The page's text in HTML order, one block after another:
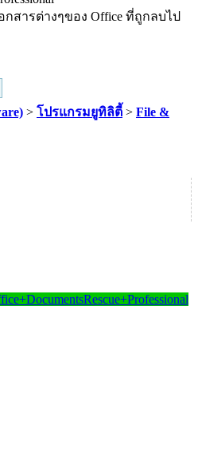
สารต่างๆของ Office ที่ถูกลบไป
> โปรแกรมยูทิลิตี้ > File &